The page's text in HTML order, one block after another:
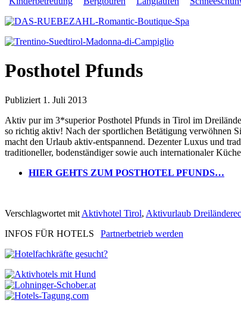
Posthotel Pfunds
Publiziert 1. Juli 2013
Aktiv pur im 3*superior Posthotel Pfunds in Tirol im
so richtig aktiv! Nach der sportlichen Betätigung verwöhnen
macht den Urlaub aktiv-entspannend. Dezenter Luxus und
traditioneller, bodenständiger sowie auch internationaler
HIER GEHTS ZUM POSTHOTEL PFUNDS…
Verschlagwortet mit Aktivhotel Tirol, Aktivurlaub
INFOS FÜR HOTELS
Partnerbetrieb werden